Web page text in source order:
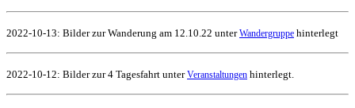
2022-10-13: Bilder zur Wanderung am 12.10.22 unterWandergruppe hinterlegt
2022-10-12: Bilder zur 4 Tagesfahrt unterVeranstaltungen hinterlegt.